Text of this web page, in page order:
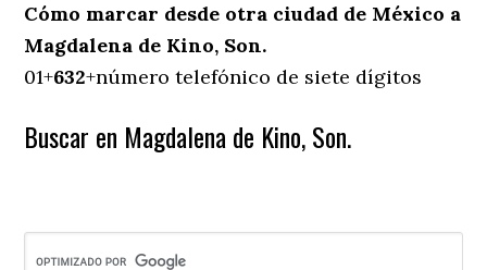
Cómo marcar desde otra ciudad de México a
Magdalena de Kino, Son.
01+632+número telefónico de siete dígitos
Buscar en Magdalena de Kino, Son.